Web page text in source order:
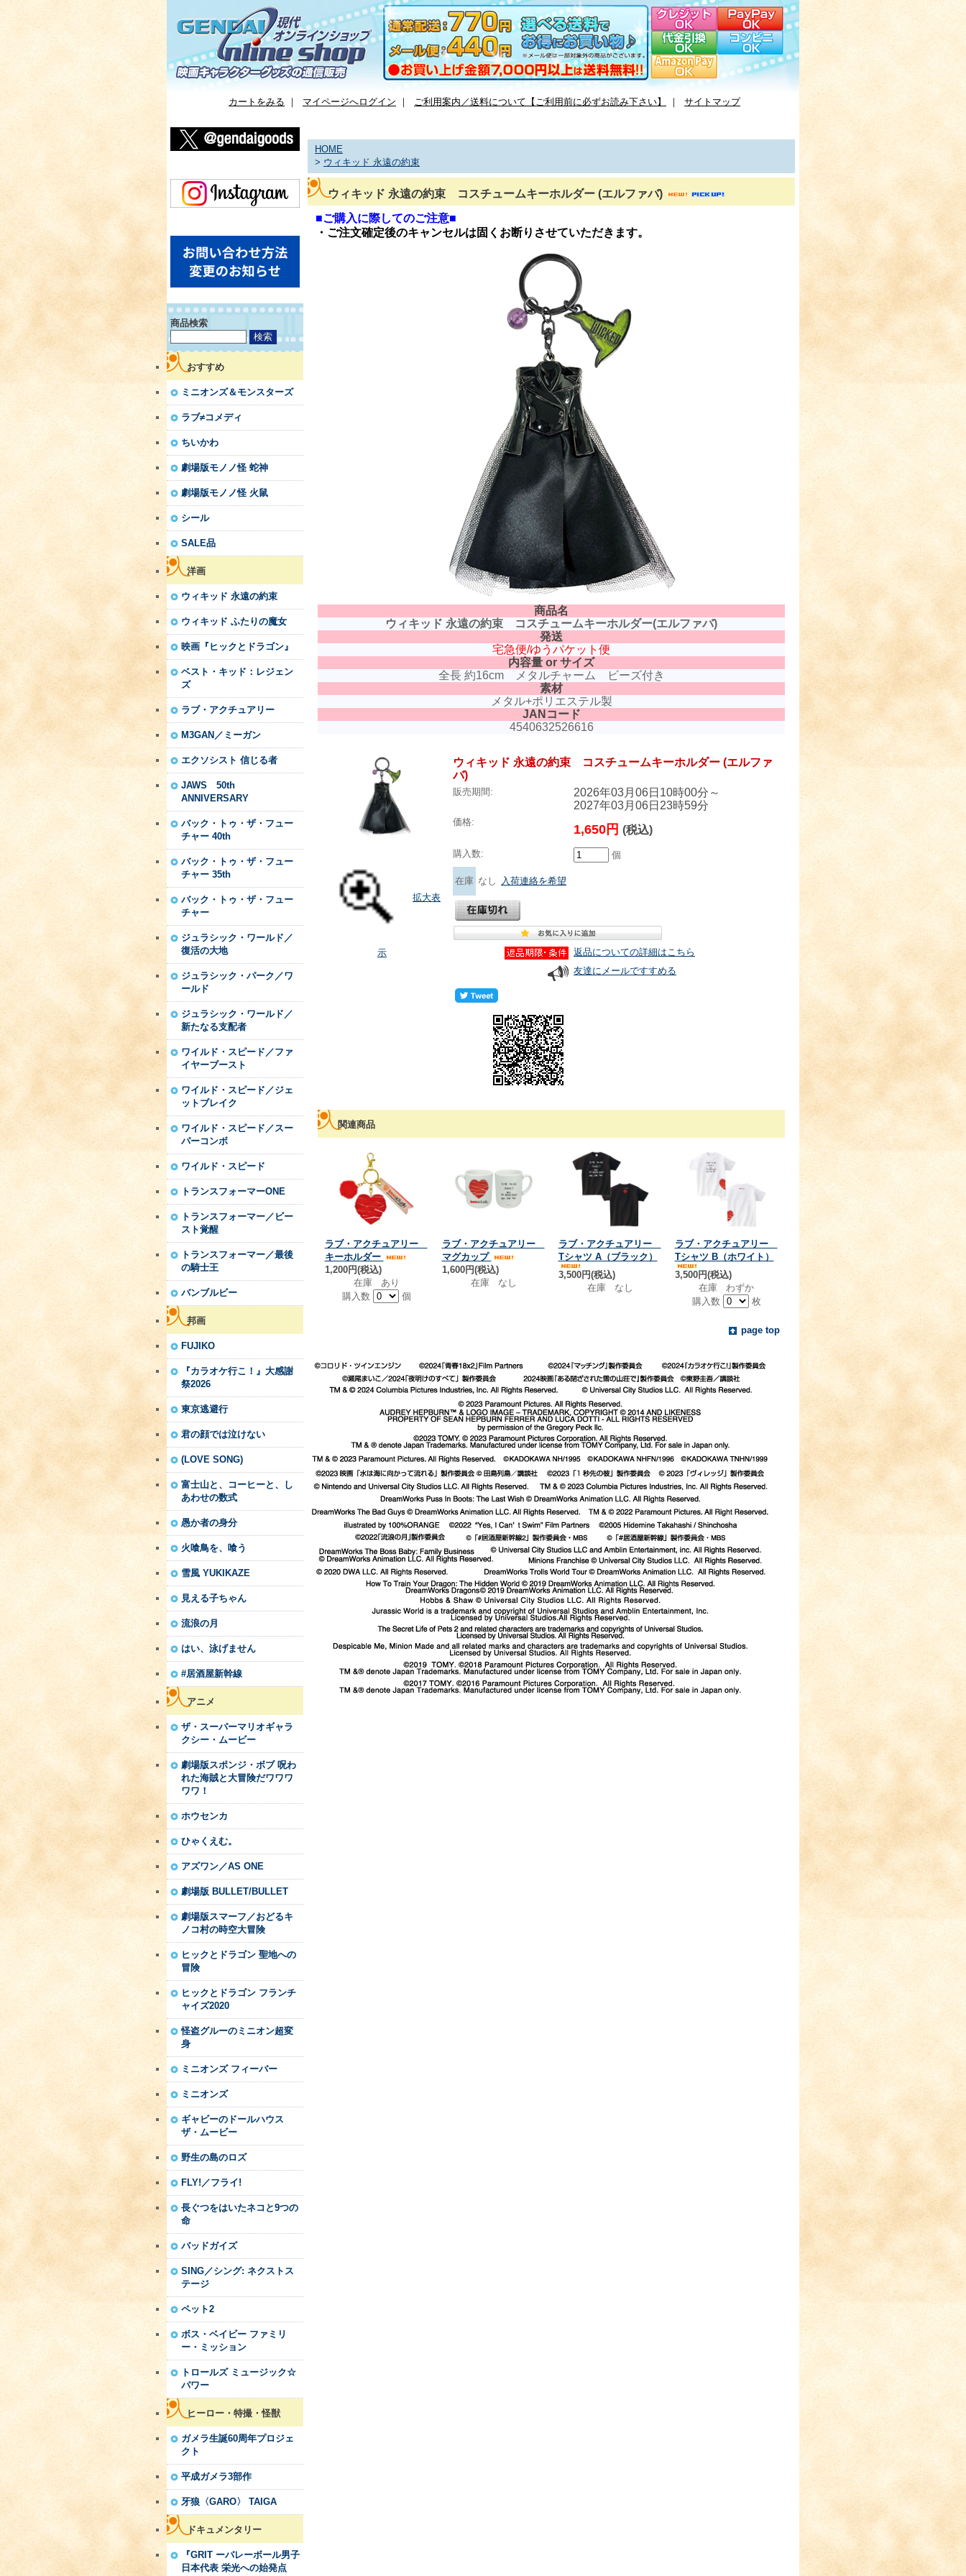
カートをみる ｜ マイページへログイン ｜ ご利用案内／送料について【ご利用前に必ずお読み下さい】 ｜ サイトマップ
商品検索
おすすめ
ミニオンズ＆モンスターズ
ラブ≠コメディ
ちいかわ
劇場版モノノ怪 蛇神
劇場版モノノ怪 火鼠
シール
SALE品
洋画
ウィキッド 永遠の約束
ウィキッド ふたりの魔女
映画『ヒックとドラゴン』
ベスト・キッド：レジェン
ズ
ラブ・アクチュアリー
M3GAN／ミーガン
エクソシスト 信じる者
JAWS 50th
ANNIVERSARY
バック・トゥ・ザ・フュー
チャー 40th
バック・トゥ・ザ・フュー
チャー 35th
バック・トゥ・ザ・フュー
チャー
ジュラシック・ワールド／
復活の大地
ジュラシック・パーク／ワ
ールド
ジュラシック・ワールド／
新たなる支配者
ワイルド・スピード／ファ
イヤーブースト
ワイルド・スピード／ジェ
ットブレイク
ワイルド・スピード／スー
パーコンボ
ワイルド・スピード
トランスフォーマーONE
トランスフォーマー／ビー
スト覚醒
トランスフォーマー／最後
の騎士王
バンブルビー
邦画
FUJIKO
『カラオケ行こ！』大感謝
祭2026
東京逃避行
君の顔では泣けない
(LOVE SONG)
富士山と、コーヒーと、し
あわせの数式
愚か者の身分
火喰鳥を、喰う
雪風 YUKIKAZE
見える子ちゃん
流浪の月
はい、泳げません
#居酒屋新幹線
アニメ
ザ・スーパーマリオギャラ
クシー・ムービー
劇場版スポンジ・ボブ 呪わ
れた海賊と大冒険だワワワ
ワワ！
ホウセンカ
ひゃくえむ。
アズワン／AS ONE
劇場版 BULLET/BULLET
劇場版スマーフ／おどるキ
ノコ村の時空大冒険
ヒックとドラゴン 聖地への
冒険
ヒックとドラゴン フランチ
ャイズ2020
怪盗グルーのミニオン超変
身
ミニオンズ フィーバー
ミニオンズ
ギャビーのドールハウス
ザ・ムービー
野生の島のロズ
FLY!／フライ!
長ぐつをはいたネコと9つの
命
バッドガイズ
SING／シング: ネクストス
テージ
ペット2
ボス・ベイビー ファミリ
ー・ミッション
トロールズ ミュージック☆
パワー
ヒーロー・特撮・怪獣
ガメラ生誕60周年プロジェ
クト
平成ガメラ3部作
牙狼〈GARO〉 TAIGA
ドキュメンタリー
『GRIT ーバレーボール男子
日本代表 栄光への始発点
HOME
> ウィキッド 永遠の約束
ウィキッド 永遠の約束 コスチュームキーホルダー (エルファバ)
■ご購入に際してのご注意■
・ご注文確定後のキャンセルは固くお断りさせていただきます。
商品名
ウィキッド 永遠の約束 コスチュームキーホルダー(エルファバ)
発送
宅急便/ゆうパケット便
内容量 or サイズ
全長 約16cm メタルチャーム ビーズ付き
素材
メタル+ポリエステル製
JANコード
4540632526616
拡大表
示
ウィキッド 永遠の約束 コスチュームキーホルダー (エルファ
バ)
販売期間:
2026年03月06日10時00分～
2027年03月06日23時59分
価格:
1,650円 (税込)
購入数: 個
在庫 なし 入荷連絡を希望
返品についての詳細はこちら
友達にメールですすめる
関連商品
ラブ・アクチュアリー
キーホルダー
1,200円(税込)
在庫 あり
購入数
個
ラブ・アクチュアリー
マグカップ
1,600円(税込)
在庫 なし
ラブ・アクチュアリー
Tシャツ A（ブラック）
3,500円(税込)
在庫 なし
ラブ・アクチュアリー
Tシャツ B（ホワイト）
3,500円(税込)
在庫 わずか
購入数
枚
page top